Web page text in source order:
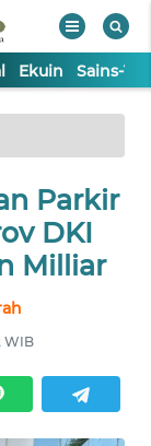
Ekuin Sains-
Parkir
DKI
Milliar
WIB